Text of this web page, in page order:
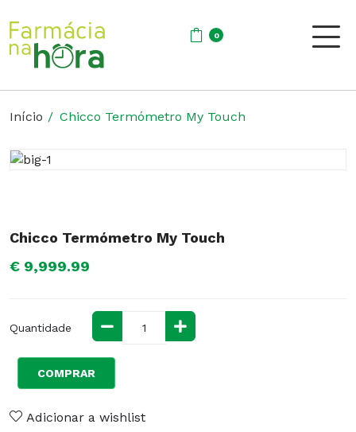
0
Início Chicco Termómetro My Touch
Chicco Termómetro My Touch
€ 9,999.99
Quantidade
COMPRAR
Adicionar a wishlist